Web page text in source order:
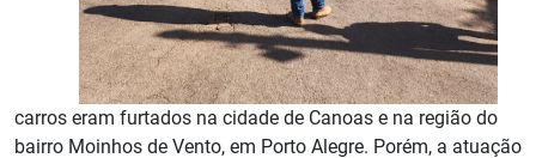
carros eram furtados na cidade de Canoas e na região do
bairro Moinhos de Vento, em Porto Alegre. Porém, a atuação